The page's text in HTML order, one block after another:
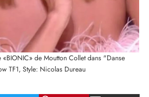
de Moutton Collet dans "Danse
TF1, Style: Nicolas Dureau